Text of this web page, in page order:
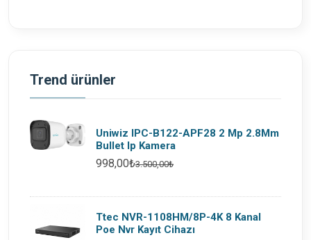
Trend ürünler
Uniwiz IPC-B122-APF28 2 Mp 2.8Mm
Bullet Ip Kamera
998,00₺3.500,00₺
Ttec NVR-1108HM/8P-4K 8 Kanal
Poe Nvr Kayıt Cihazı